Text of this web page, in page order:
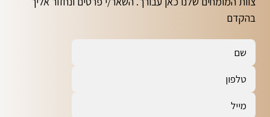
בהקדם